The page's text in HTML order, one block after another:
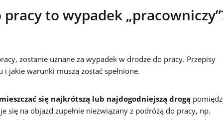
to wypadek
zostanie uznane za wypadek w drodze do pracy. Przepisy
jakie warunki muszą zostać spełnione.
się najkrótszą lub najdogodniejszą drogą
się na objazd zupełnie niezwiązany z podróżą do pracy, np.